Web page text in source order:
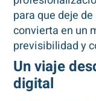
para que deje
convierta en un
previsibilidad y
Un viaje
digital